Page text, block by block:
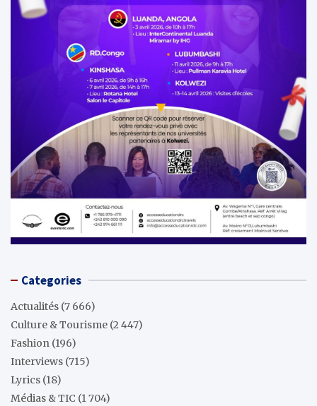
Categories
Actualités (7 666)
Culture & Tourisme (2 447)
Fashion (196)
Interviews (715)
Lyrics (18)
Médias & TIC (1 704)